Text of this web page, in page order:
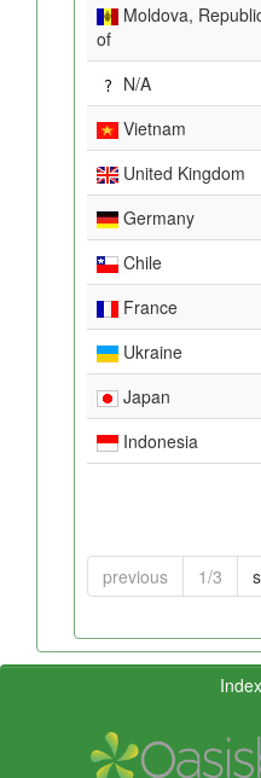
Moldova,
of
N/A
Vietnam
United Kingdom
Germany
Chile
France
Ukraine
Japan
Indonesia
previous 1/3